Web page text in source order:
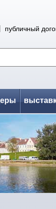
публичный